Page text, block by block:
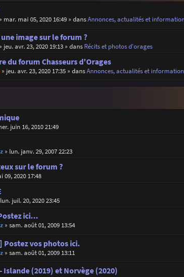
mar. mai 05, 2020 16:49» dansAnnonces, actualités et
image sur le forum ?
jeu. avr. 23, 2020 19:13» dans Récits et photos d'orages
du forum Chasseurs d'Orages
» jeu. avr. 23, 2020 17:35» dansAnnonces, actualités et
juin 16, 2010 21:49
» lun. janv. 29, 2007 22:23
sur le forum ?
09, 2020 17:48
lun. juil. 20, 2020 23:45
ici...
» sam. août 01, 2009 13:54
vos photos ici.
» sam. août 01, 2009 13:11
Islande (2019) et Norvège (2020)